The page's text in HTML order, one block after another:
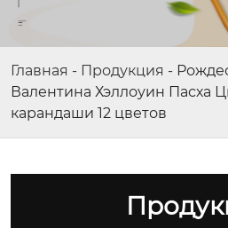
Главная - Продукция -
Валентина Хэллоуин Пасха
карандаши 12 цветов